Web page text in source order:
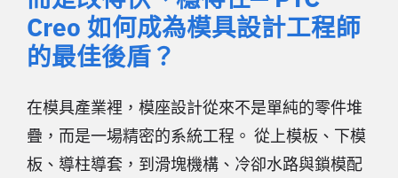
Creo 如何成為模具設計工程師
的最佳後盾？
在模具產業裡，模座設計從來不是單純的零件堆
疊，而是一場精密的系統工程。 從上模板、下模
板、導柱導套，到滑塊機構、冷卻水路與鎖模配